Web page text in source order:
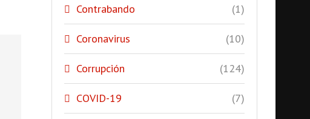
Contrabando (1)
Coronavirus (10)
Corrupción (124)
COVID-19 (7)